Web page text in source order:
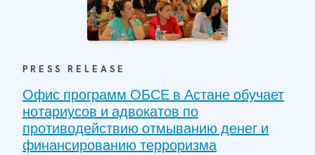
PRESS RELEASE
Офис программ ОБСЕ в Астане обучает
нотариусов и адвокатов по
противодействию отмыванию денег и
финансированию терроризма